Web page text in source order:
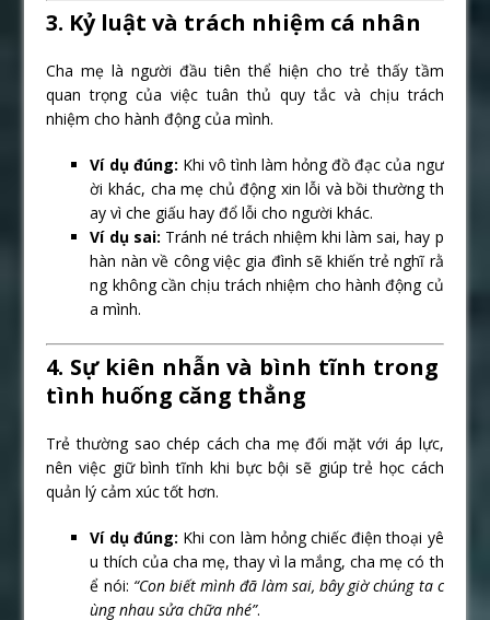
3. Kỷ luật và trách nhiệm cá nhân
Cha mẹ là người đầu tiên thể hiện cho trẻ thấy tầm
quan trọng của việc tuân thủ quy tắc và chịu trách
nhiệm cho hành động của mình.
Ví dụ đúng: Khi vô tình làm hỏng đồ đạc của ngư
ời khác, cha mẹ chủ động xin lỗi và bồi thường th
ay vì che giấu hay đổ lỗi cho người khác.
Ví dụ sai: Tránh né trách nhiệm khi làm sai, hay p
hàn nàn về công việc gia đình sẽ khiến trẻ nghĩ rằ
ng không cần chịu trách nhiệm cho hành động củ
a mình.
4. Sự kiên nhẫn và bình tĩnh trong
tình huống căng thẳng
Trẻ thường sao chép cách cha mẹ đối mặt với áp lực,
nên việc giữ bình tĩnh khi bực bội sẽ giúp trẻ học cách
quản lý cảm xúc tốt hơn.
Ví dụ đúng: Khi con làm hỏng chiếc điện thoại yê
u thích của cha mẹ, thay vì la mắng, cha mẹ có th
ể nói: “Con biết mình đã làm sai, bây giờ chúng ta c
ùng nhau sửa chữa nhé”.